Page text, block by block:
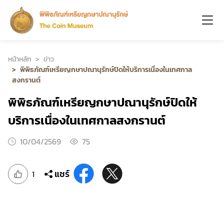
หน้าหลัก
ข่าว
พิพิธภัณฑ์เหรียญกษาปณานุรักษ์ปิดให้บริการเนื่องในเทศกาล
สงกรานต์
พิพิธภัณฑ์เหรียญกษาปณานุรักษ์ปิดให้
บริการเนื่องในเทศกาลสงกรานต์
10/04/2569 75
1 แชร์